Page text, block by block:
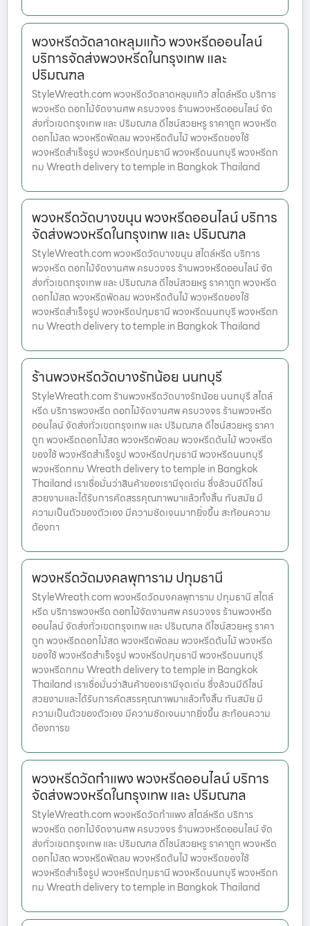
พวงหรีดวัดลาดหลุมแก้ว พวงหรีดออนไลน์
บริการจัดส่งพวงหรีดในกรุงเทพ และ
ปริมณฑล
StyleWreath.com พวงหรีดวัดลาดหลุมแก้ว สไตล์หรีด บริการ
พวงหรีด ดอกไม้จัดงานศพ ครบวงจร ร้านพวงหรีดออนไลน์ จัด
ส่งทั่วเขตกรุงเทพ และ ปริมณฑล ดีไซน์สวยหรู ราคาถูก พวงหรีด
ดอกไม้สด พวงหรีดพัดลม พวงหรีดต้นไม้ พวงหรีดของใช้
พวงหรีดสำเร็จรูป พวงหรีดปทุมธานี พวงหรีดนนทบุรี พวงหรีดก
ทม Wreath delivery to temple in Bangkok Thailand
พวงหรีดวัดบางขนุน พวงหรีดออนไลน์ บริการ
จัดส่งพวงหรีดในกรุงเทพ และ ปริมณฑล
StyleWreath.com พวงหรีดวัดบางขนุน สไตล์หรีด บริการ
พวงหรีด ดอกไม้จัดงานศพ ครบวงจร ร้านพวงหรีดออนไลน์ จัด
ส่งทั่วเขตกรุงเทพ และ ปริมณฑล ดีไซน์สวยหรู ราคาถูก พวงหรีด
ดอกไม้สด พวงหรีดพัดลม พวงหรีดต้นไม้ พวงหรีดของใช้
พวงหรีดสำเร็จรูป พวงหรีดปทุมธานี พวงหรีดนนทบุรี พวงหรีดก
ทม Wreath delivery to temple in Bangkok Thailand
ร้านพวงหรีดวัดบางรักน้อย นนทบุรี
StyleWreath.com ร้านพวงหรีดวัดบางรักน้อย นนทบุรี สไตล์
หรีด บริการพวงหรีด ดอกไม้จัดงานศพ ครบวงจร ร้านพวงหรีด
ออนไลน์ จัดส่งทั่วเขตกรุงเทพ และ ปริมณฑล ดีไซน์สวยหรู ราคา
ถูก พวงหรีดดอกไม้สด พวงหรีดพัดลม พวงหรีดต้นไม้ พวงหรีด
ของใช้ พวงหรีดสำเร็จรูป พวงหรีดปทุมธานี พวงหรีดนนทบุรี
พวงหรีดกทม Wreath delivery to temple in Bangkok
Thailand เราเชื่อมั่นว่าสินค้าของเรามีจุดเด่น ซึ่งล้วนมีดีไซน์
สวยงามและได้รับการคัดสรรคุณภาพมาแล้วทั้งสิ้น ทันสมัย มี
ความเป็นตัวของตัวเอง มีความชัดเจนมากยิ่งขึ้น สะท้อนความ
ต้องกา
พวงหรีดวัดมงคลพุการาม ปทุมธานี
StyleWreath.com พวงหรีดวัดมงคลพุการาม ปทุมธานี สไตล์
หรีด บริการพวงหรีด ดอกไม้จัดงานศพ ครบวงจร ร้านพวงหรีด
ออนไลน์ จัดส่งทั่วเขตกรุงเทพ และ ปริมณฑล ดีไซน์สวยหรู ราคา
ถูก พวงหรีดดอกไม้สด พวงหรีดพัดลม พวงหรีดต้นไม้ พวงหรีด
ของใช้ พวงหรีดสำเร็จรูป พวงหรีดปทุมธานี พวงหรีดนนทบุรี
พวงหรีดกทม Wreath delivery to temple in Bangkok
Thailand เราเชื่อมั่นว่าสินค้าของเรามีจุดเด่น ซึ่งล้วนมีดีไซน์
สวยงามและได้รับการคัดสรรคุณภาพมาแล้วทั้งสิ้น ทันสมัย มี
ความเป็นตัวของตัวเอง มีความชัดเจนมากยิ่งขึ้น สะท้อนความ
ต้องการข
พวงหรีดวัดกำแพง พวงหรีดออนไลน์ บริการ
จัดส่งพวงหรีดในกรุงเทพ และ ปริมณฑล
StyleWreath.com พวงหรีดวัดกำแพง สไตล์หรีด บริการ
พวงหรีด ดอกไม้จัดงานศพ ครบวงจร ร้านพวงหรีดออนไลน์ จัด
ส่งทั่วเขตกรุงเทพ และ ปริมณฑล ดีไซน์สวยหรู ราคาถูก พวงหรีด
ดอกไม้สด พวงหรีดพัดลม พวงหรีดต้นไม้ พวงหรีดของใช้
พวงหรีดสำเร็จรูป พวงหรีดปทุมธานี พวงหรีดนนทบุรี พวงหรีดก
ทม Wreath delivery to temple in Bangkok Thailand